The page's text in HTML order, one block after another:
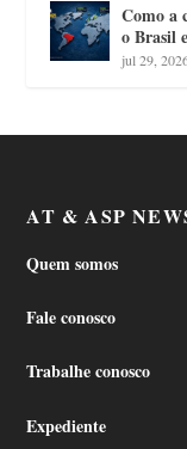
Como a
o Brasil
jul 29,
AT & ASP
Quem somos
Fale conosco
Trabalhe conosco
Expediente